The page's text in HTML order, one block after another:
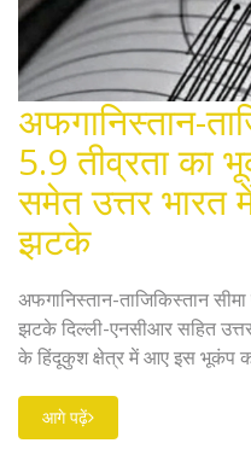
अफगानिस्तान-
5.9 तीव्रता का
समेत उत्तर भारत
झटके
अफगानिस्तान-ताजिकिस्तान
झटके दिल्ली-एनसीआर सहित
के हिंदूकुश क्षेत्र में आए इस भूकंप
किसी नुकसान की खबर नहीं है।
आगे पढ़ें